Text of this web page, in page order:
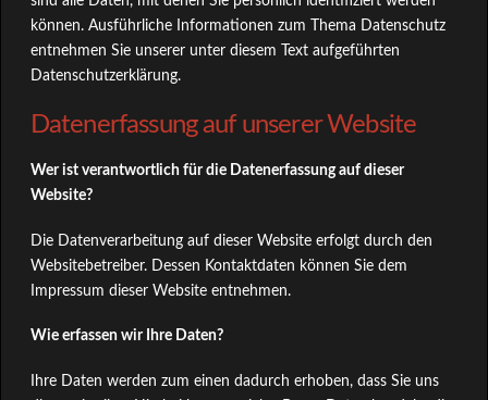
können. Ausführliche Informationen zum Thema Datenschutz
entnehmen Sie unserer unter diesem Text aufgeführten
Datenschutzerklärung.
Datenerfassung auf unserer Website
Wer ist verantwortlich für die Datenerfassung auf dieser
Website?
Die Datenverarbeitung auf dieser Website erfolgt durch den
Websitebetreiber. Dessen Kontaktdaten können Sie dem
Impressum dieser Website entnehmen.
Wie erfassen wir Ihre Daten?
Ihre Daten werden zum einen dadurch erhoben, dass Sie uns